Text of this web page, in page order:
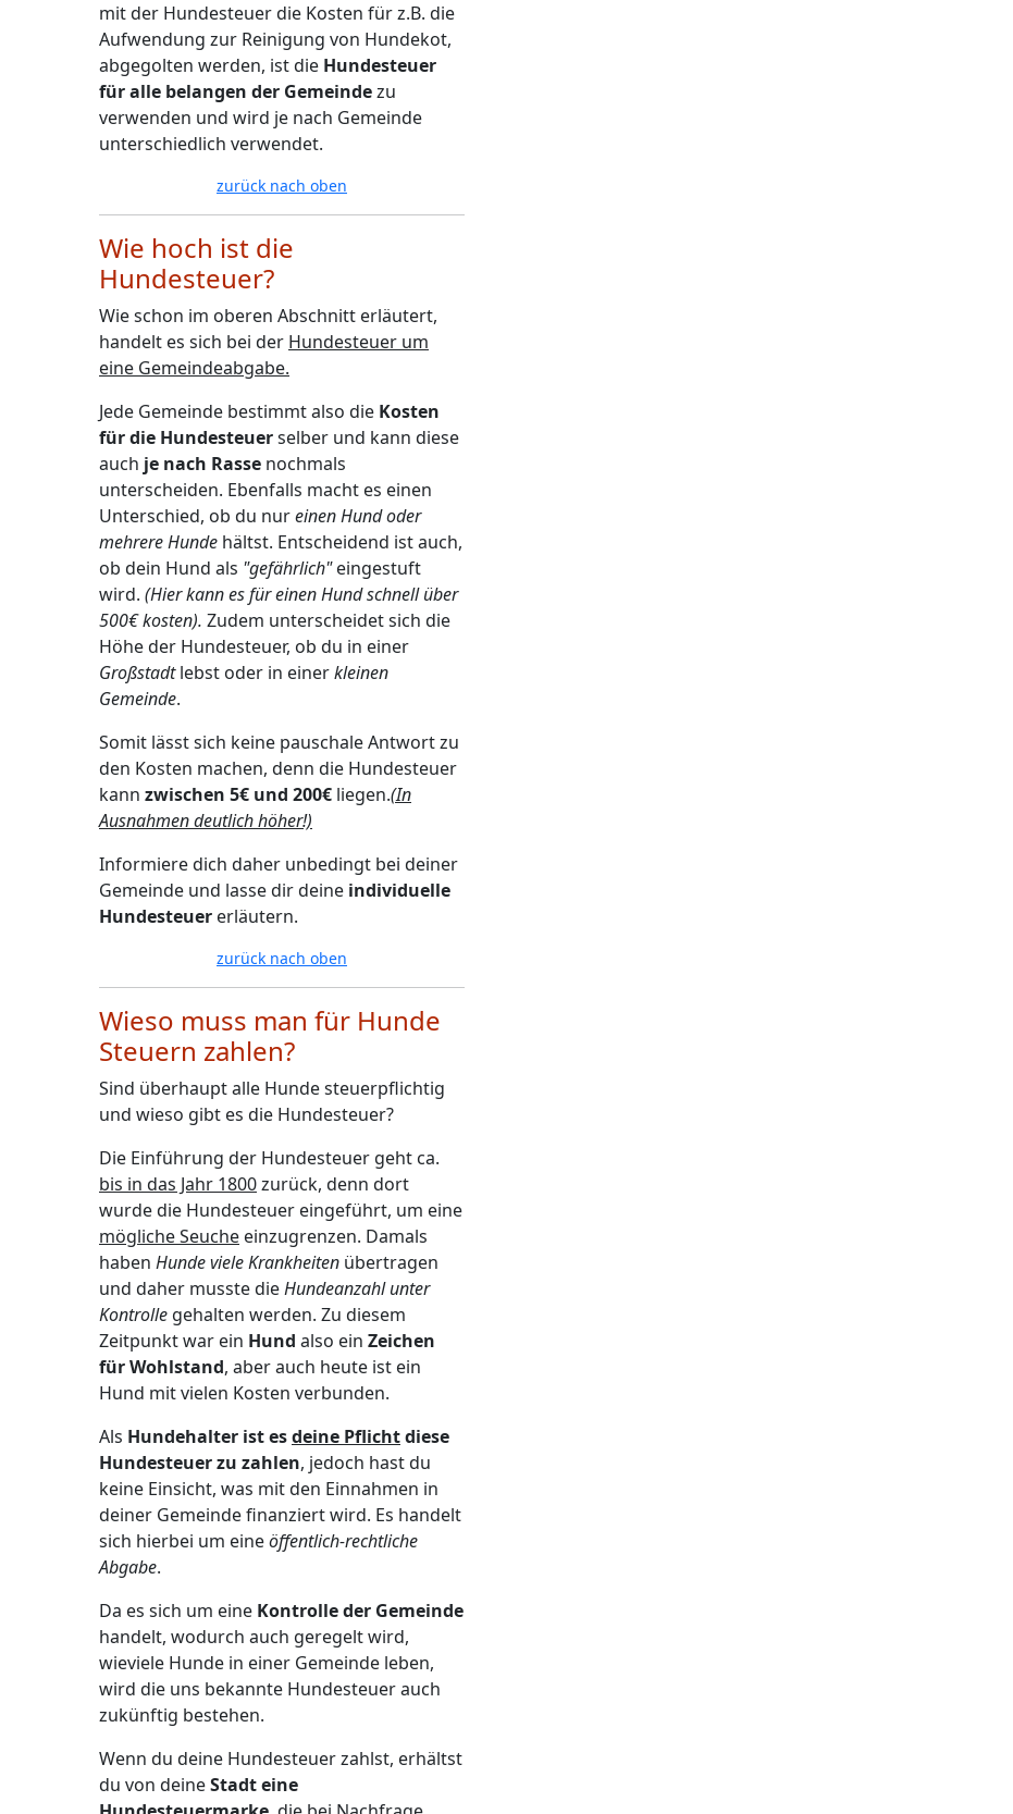
mit der Hundesteuer die Kosten für z.B. die
Aufwendung zur Reinigung von Hundekot,
abgegolten werden, ist die Hundesteuer
für alle belangen der Gemeindezu
verwenden und wird je nach Gemeinde
unterschiedlich verwendet.
zurück nach oben
Wie hoch ist die
Hundesteuer?
Wie schon im oberen Abschnitt erläutert,
handelt es sich bei der Hundesteuer um
eine Gemeindeabgabe.
Jede Gemeinde bestimmt also die Kosten
für die Hundesteuerselber und kann diese
auch je nach Rasse nochmals
unterscheiden. Ebenfalls macht es einen
Unterschied, ob du nureinen Hund oder
mehrere Hunde hältst. Entscheidend ist auch,
ob dein Hund als "gefährlich"eingestuft
wird. (Hier kann es für einen Hund schnell über
500€ kosten). Zudem unterscheidet sich die
Höhe der Hundesteuer, ob du in einer
Großstadtlebst oder in einerkleinen
Gemeinde.
Somit lässt sich keine pauschale Antwort zu
den Kosten machen, denn die Hundesteuer
kann zwischen 5€ und 200€ liegen.(In
Ausnahmen deutlich höher!)
Informiere dich daher unbedingt bei deiner
Gemeinde und lasse dir deine individuelle
Hundesteuer erläutern.
zurück nach oben
Wieso muss man für Hunde
Steuern zahlen?
Sind überhaupt alle Hunde steuerpflichtig
und wieso gibt es die Hundesteuer?
Die Einführung der Hundesteuer geht ca.
bis in das Jahr 1800zurück, denn dort
wurde die Hundesteuer eingeführt, um eine
mögliche Seuche einzugrenzen. Damals
haben Hunde viele Krankheiten übertragen
und daher musste dieHundeanzahl unter
Kontrolle gehalten werden. Zu diesem
Zeitpunkt war ein Hund also ein Zeichen
für Wohlstand, aber auch heute ist ein
Hund mit vielen Kosten verbunden.
Als Hundehalter ist esdeine Pflichtdiese
Hundesteuer zu zahlen, jedoch hast du
keine Einsicht, was mit den Einnahmen in
deiner Gemeinde finanziert wird. Es handelt
sich hierbei um eineöffentlich-rechtliche
Abgabe.
Da es sich um eine Kontrolle der Gemeinde
handelt, wodurch auch geregelt wird,
wieviele Hunde in einer Gemeinde leben,
wird die uns bekannte Hundesteuer auch
zukünftig bestehen.
Wenn du deine Hundesteuer zahlst, erhältst
du von deineStadt eine